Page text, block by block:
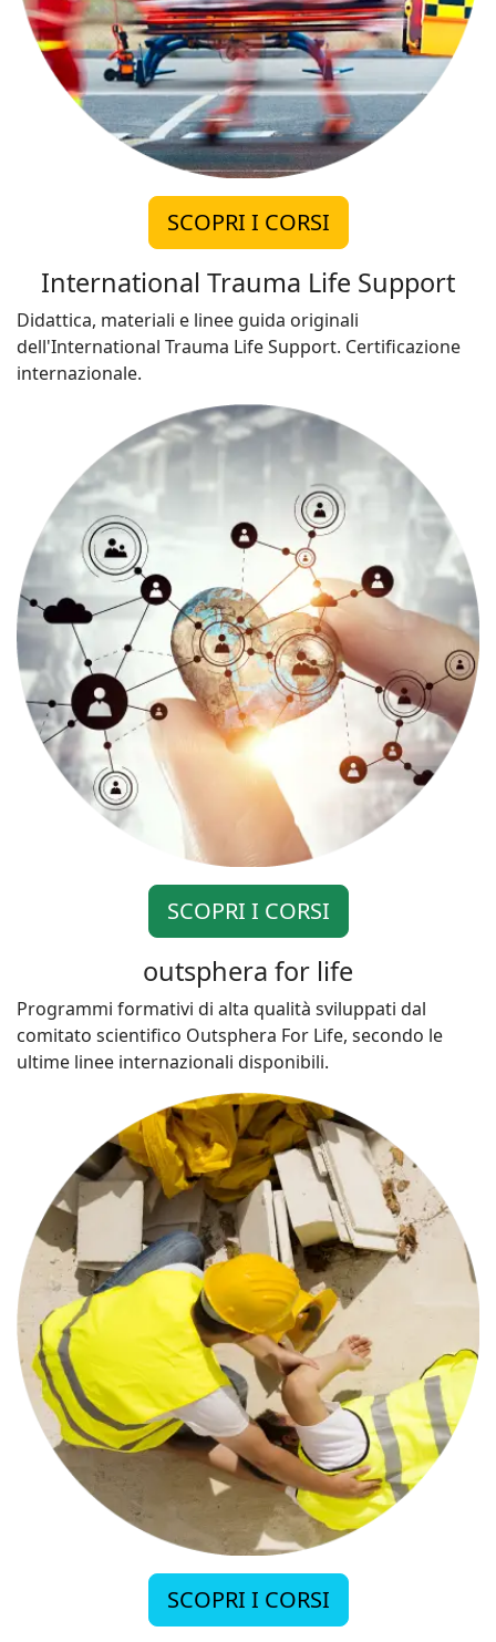
SCOPRI I CORSI
International Trauma Life Support
Didattica, materiali e linee guida originali
dell'International Trauma Life Support. Certificazione
internazionale.
SCOPRI I CORSI
outsphera for life
Programmi formativi di alta qualità sviluppati dal
comitato scientifico Outsphera For Life, secondo le
ultime linee internazionali disponibili.
SCOPRI I CORSI